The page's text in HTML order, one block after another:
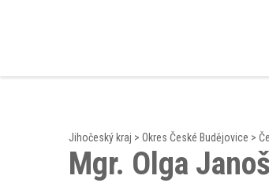
Jihočeský kraj > Okres České Budějovice >
Mgr. Olga